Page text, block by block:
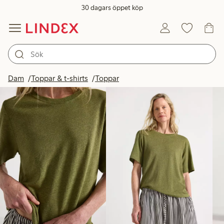
30 dagars öppet köp
Dam Toppar & t-shirts Toppar